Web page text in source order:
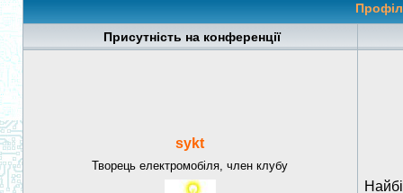
Присутність на конференції
sykt
Творець електромобіля, член клубу